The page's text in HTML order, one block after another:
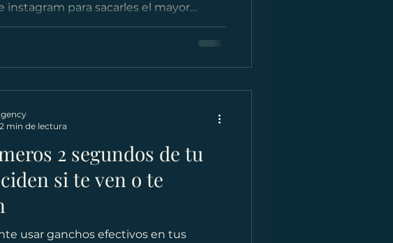
instagram para sacarles el mayor
2 segundos de tu
si te ven o te
usar ganchos efectivos en tus
2 min de lectura